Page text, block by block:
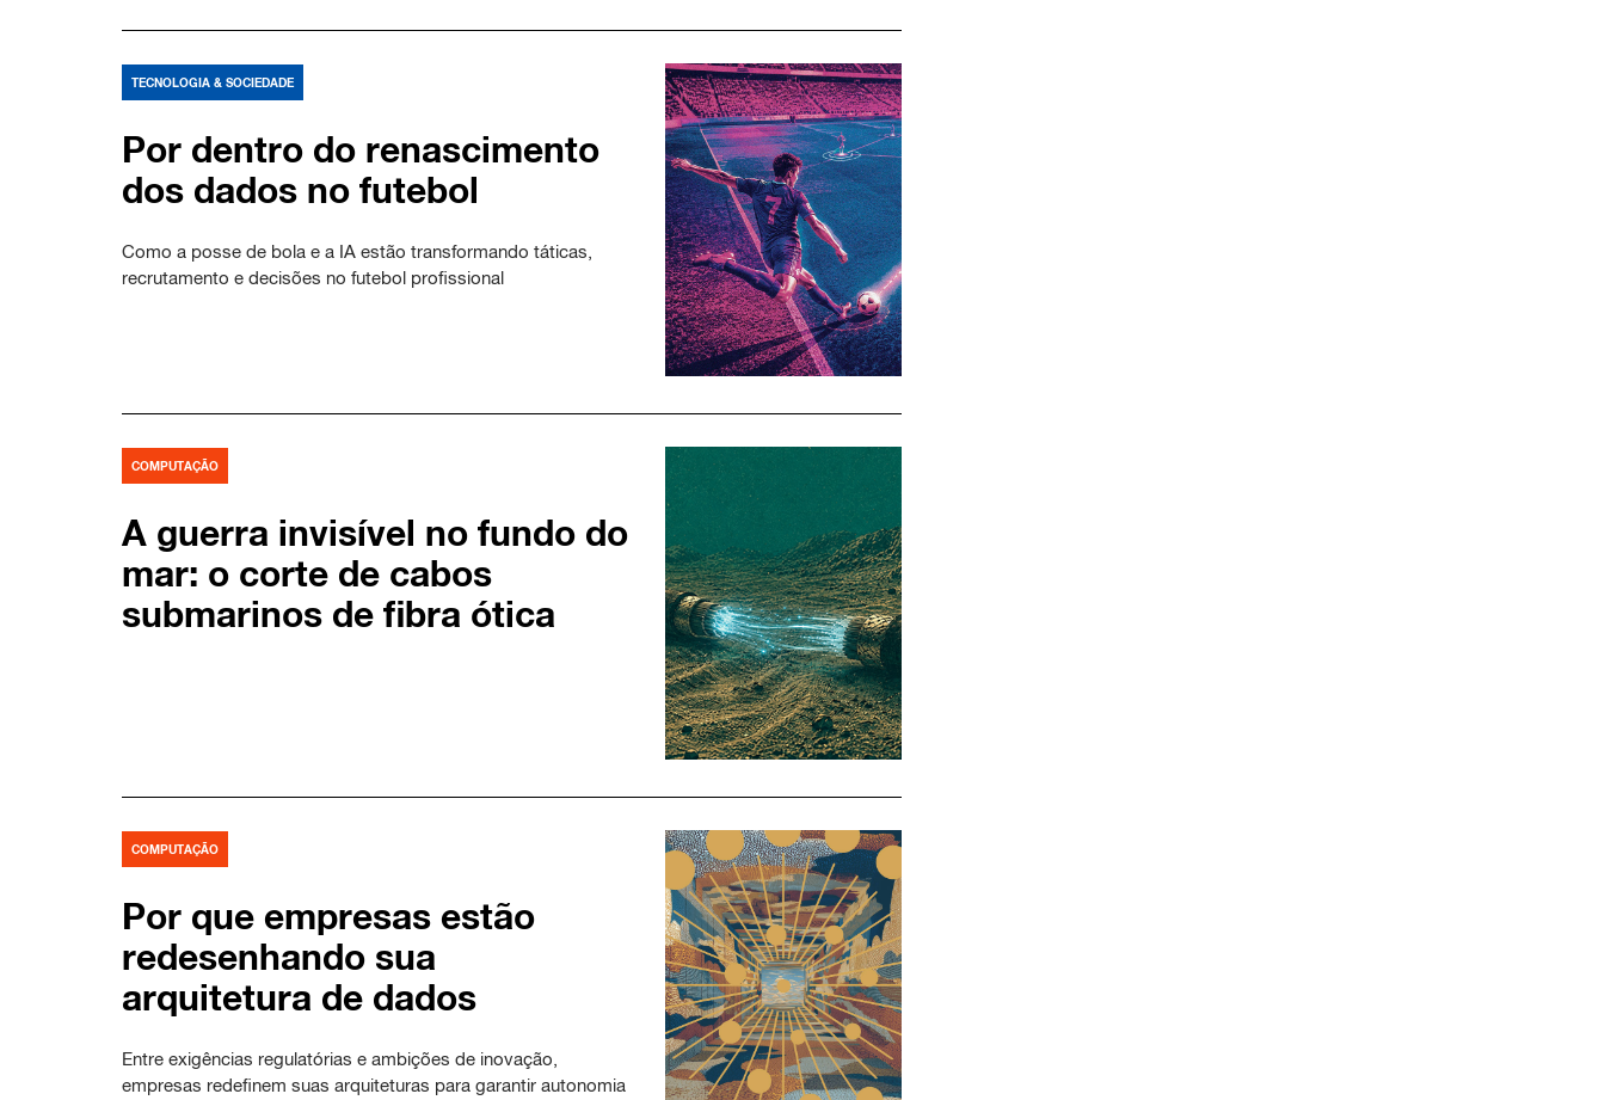
TECNOLOGIA & SOCIEDADE
Por dentro do renascimento
dos dados no futebol
Como a posse de bola e a IA estão transformando táticas,
recrutamento e decisões no futebol profissional
COMPUTAÇÃO
A guerra invisível no fundo do
mar: o corte de cabos
submarinos de fibra ótica
COMPUTAÇÃO
Por que empresas estão
redesenhando sua
arquitetura de dados
Entre exigências regulatórias e ambições de inovação,
empresas redefinem suas arquiteturas para garantir autonomia